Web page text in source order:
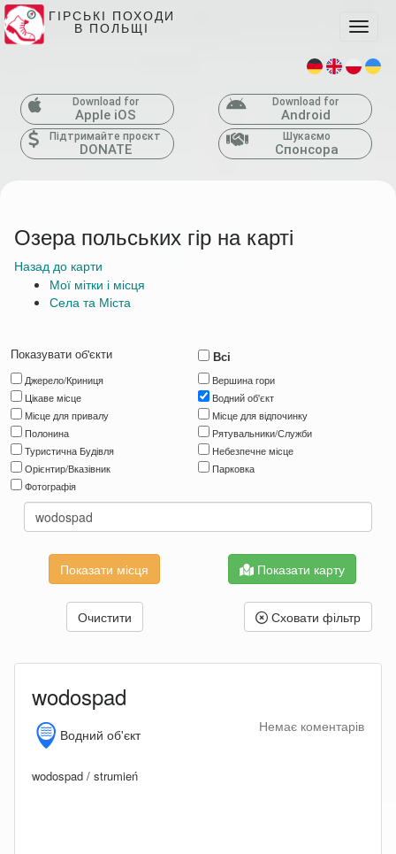
ГІРСЬКІ ПОХОДИ
В ПОЛЬЩІ
Download for
Apple iOS
Download for
Android
Підтримайте проєкт
DONATE
Шукаємо
Спонсора
Озера польських гір на карті
Назад до карти
Мої мітки і місця
Села та Міста
Показувати об'єкти
Джерело/Криниця
Цікаве місце
Місце для привалу
Полонина
Туристична Будівля
Орієнтир/Вказівник
Фотографія
Всі
Вершина гори
Водний об'єкт
Місце для відпочинку
Рятувальники/Служби
Небезпечне місце
Парковка
Показати карту
Очистити Сховати фільтр
wodospad
Водний об'єкт
Немає коментарів
wodospad / strumień